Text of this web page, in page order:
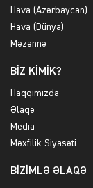
Hava (Azərbaycan)
Hava (Dünya)
Məzənnə
BİZ KİMİK?
Haqqımızda
Əlaqə
Media
Məxfilik Siyasəti
BİZİMLƏ ƏLAQƏ